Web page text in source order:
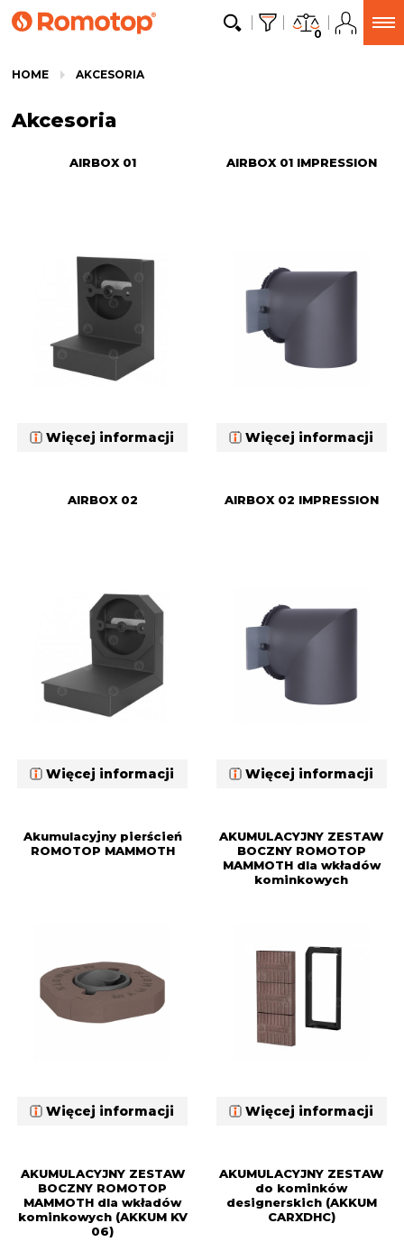
0
HOME AKCESORIA
Akcesoria
AIRBOX 01
Więcej informacji
AIRBOX 01 IMPRESSION
Więcej informacji
AIRBOX 02
Więcej informacji
AIRBOX 02 IMPRESSION
Więcej informacji
Akumulacyjny pierścień
ROMOTOP MAMMOTH
Więcej informacji
AKUMULACYJNY ZESTAW
BOCZNY ROMOTOP
MAMMOTH dla wkładów
kominkowych
Więcej informacji
AKUMULACYJNY ZESTAW
BOCZNY ROMOTOP
MAMMOTH dla wkładów
kominkowych (AKKUM KV
06)
AKUMULACYJNY ZESTAW
do kominków
designerskich (AKKUM
CARXDHC)